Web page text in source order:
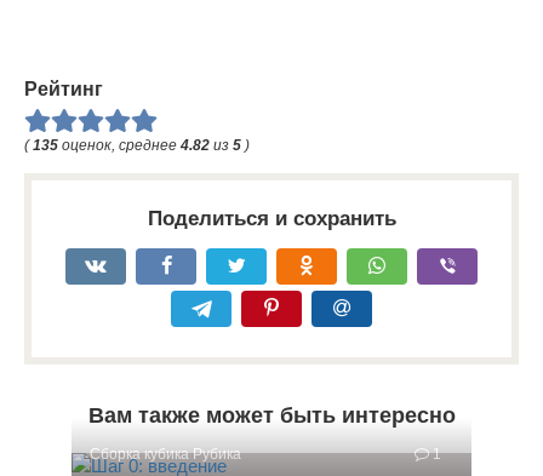
Рейтинг
(135 оценок, среднее 4.82 из 5 )
Поделиться и сохранить
Вам также может быть интересно
Сборка кубика Рубика 1